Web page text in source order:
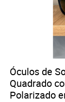
Óculos de
Quadrado
Polarizado